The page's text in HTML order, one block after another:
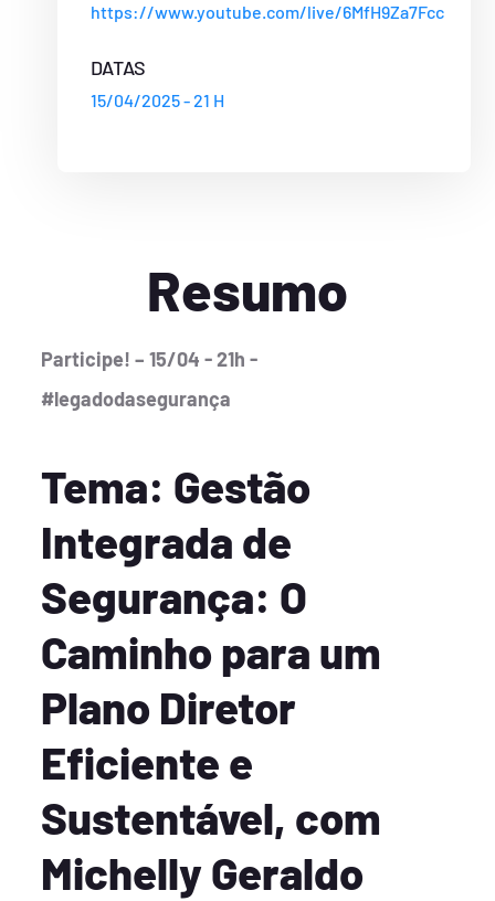
https://www.youtube.com/live/6MfH9Za7Fcc
DATAS
15/04/2025 - 21 H
Resumo
Participe! – 15/04 - 21h -
#legadodasegurança
Tema: Gestão
Integrada de
Segurança: O
Caminho para um
Plano Diretor
Eficiente e
Sustentável, com
Michelly Geraldo